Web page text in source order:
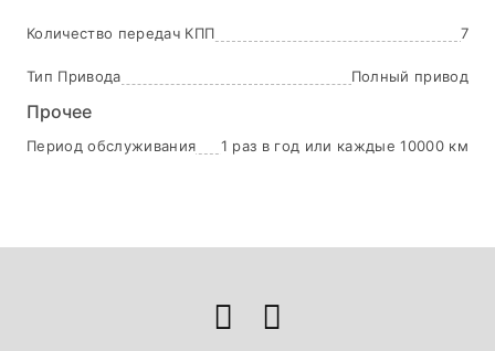
Количество передач КПП 7
Тип Привода Полный привод
Прочее
Период обслуживания 1 раз в год или каждые 10000 км